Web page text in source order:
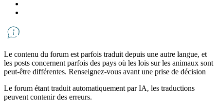
Le contenu du forum est parfois traduit depuis une autre langue, et
les posts concernent parfois des pays où les lois sur les animaux sont
peut-être différentes. Renseignez-vous avant une prise de décision
Le forum étant traduit automatiquement par IA, les traductions
peuvent contenir des erreurs.